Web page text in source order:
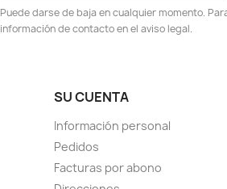
Puede darse de baja en cualquier momento.
información de contacto en el aviso legal.
SU CUENTA
Información personal
Pedidos
Facturas por abono